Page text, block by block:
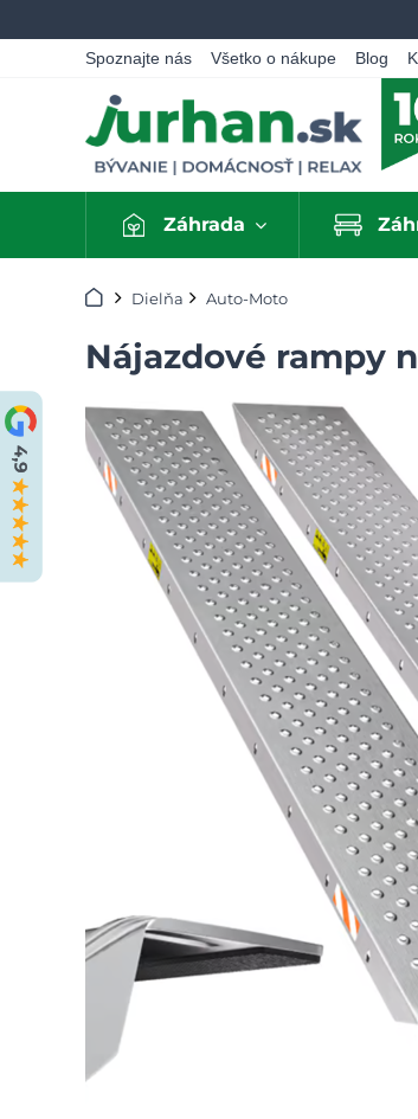
Spoznajte nás Všetko o nákupe Blog
Záhrada
Úvod Dielňa Auto-Moto
Nájazdové rampy